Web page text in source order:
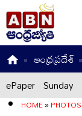
ఆంధ్రప్రదేశ్
ePaper Sunday
HOME»PHOTOS